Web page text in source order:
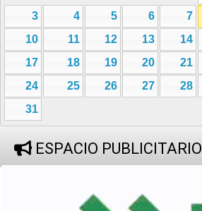
3
4 5 6 7
10
11 12 13 14
17
18 19 20 21
24
25 26 27 28
31
ESPACIO PUBLICITARIO